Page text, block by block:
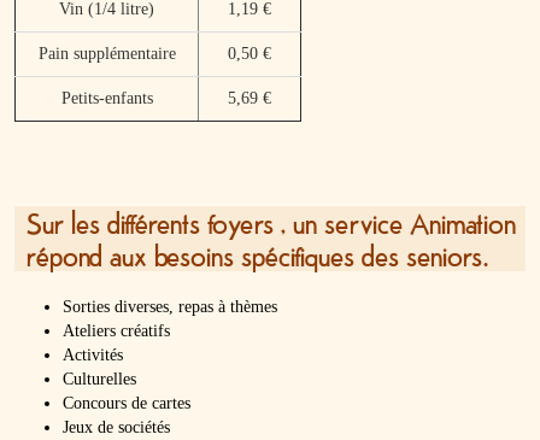
Vin (1/4 litre) 1,19 €
Pain supplémentaire 0,50 €
Petits-enfants 5,69 €
Sur les différents foyers , un service Animation
répond aux besoins spécifiques des seniors.
Sorties diverses, repas à thèmes
Ateliers créatifs
Activités
Culturelles
Concours de cartes
Jeux de sociétés